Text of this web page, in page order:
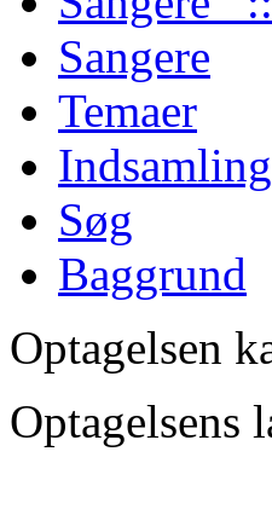
Sangere
Temaer
Søg
Baggrund
Optagelsen
Optagelsens